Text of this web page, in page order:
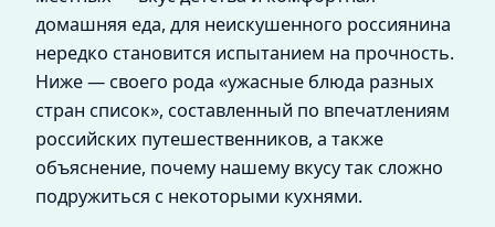
домашняя еда, для неискушенного россиянина
нередко становится испытанием на прочность.
Ниже — своего рода «ужасные блюда разных
стран список», составленный по впечатлениям
российских путешественников, а также
объяснение, почему нашему вкусу так сложно
подружиться с некоторыми кухнями.